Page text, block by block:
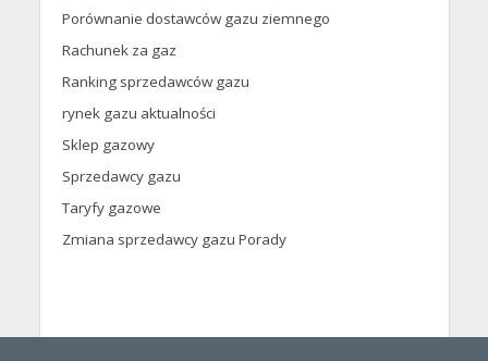
Porównanie dostawców gazu ziemnego
Rachunek za gaz
Ranking sprzedawców gazu
rynek gazu aktualności
Sklep gazowy
Sprzedawcy gazu
Taryfy gazowe
Zmiana sprzedawcy gazu Porady